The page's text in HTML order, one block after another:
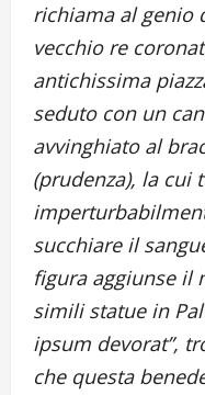
richiama al genio
vecchio re
antichissima
seduto con un
avvinghiato al
(prudenza), la cui
succhiare il
figura aggiunse il
simili statue in
ipsum devorat”,
che questa